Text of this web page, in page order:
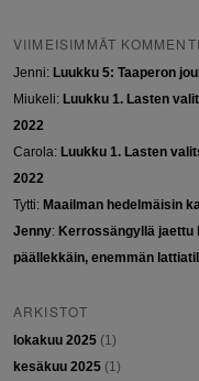
VIIMEISIMMÄT
Jenni: Luukku 5: Taaperon
Miukeli: Luukku 1. Lasten
2022
Carola: Luukku 1. Lasten
2022
Tytti: Maailman hedelmäisin
Jenny: Kerrossängyllä jaettu
päällekkäin, enemmän
ARKISTOT
lokakuu 2025(1)
kesäkuu 2025(1)